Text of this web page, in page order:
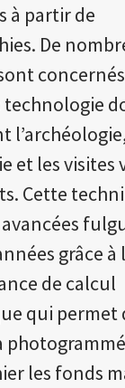
à partir de
De
et les visites
Cette
grâce à
de calcul
qui permet
les fonds